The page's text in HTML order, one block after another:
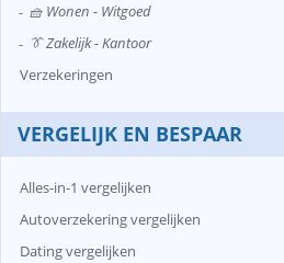
🧺 Wonen - Witgoed
👔 Zakelijk - Kantoor
Verzekeringen
VERGELIJK EN BESPAAR
Alles-in-1 vergelijken
Autoverzekering vergelijken
Dating vergelijken